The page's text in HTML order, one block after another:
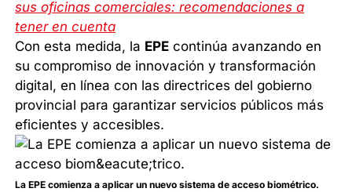
sus oficinas comerciales: recomendaciones a
tener en cuenta
Con esta medida, la EPE continúa avanzando en
su compromiso de innovación y transformación
digital, en línea con las directrices del gobierno
provincial para garantizar servicios públicos más
eficientes y accesibles.
La EPE comienza a aplicar un nuevo sistema de acceso biométrico.